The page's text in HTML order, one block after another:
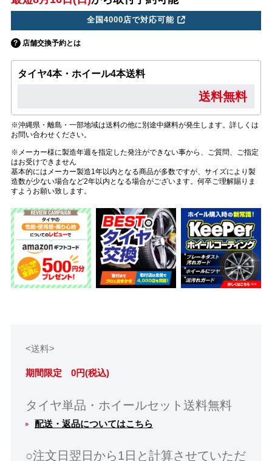
全国4000店で対応可能
店舗交換予約とは
タイヤ4本・ホイール4本送料
送料無料
※沖縄県・離島・一部地域は送料の他に別途中継料が発生します。詳しくは
お問い合わせください。
※メーカー様に製造年週を指定した発注ができない事から、ご質問、ご指定
はお受けできません
基本的にはメーカー製造1年以内となる商品が多数ですが、サイズにより製
造数が少ない場合など2年以内となる場合がございます。何卒ご理解賜りま
すようお願い致します。
<送料>
期間限定 0円(税込)
タイヤ単品・ホイールセット送料無料
配送・返品についてはこちら
○注文日翌日から1日と計算させていただ